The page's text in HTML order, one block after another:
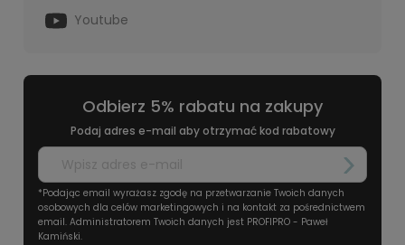
Youtube
Odbierz 5% rabatu na zakupy
Podaj adres e-mail aby otrzymać kod rabatowy
*Podając email wyrażasz zgodę na przetwarzanie Twoich danych
osobowych dla celów marketingowych i na kontakt za pośrednictwem
email. Administratorem Twoich danych jest PROFIPRO - Paweł
Kamiński.